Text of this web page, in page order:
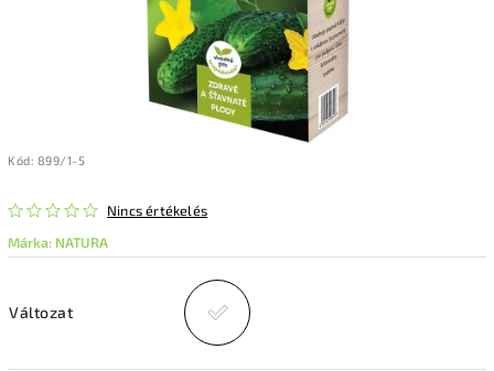
Kód: 899/1-5
Nincs értékelés
Márka: NATURA
Változat